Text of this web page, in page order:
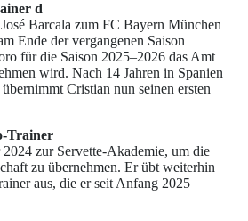
d
Barcala zum FC Bayern München
Ende der vergangenen Saison
für die Saison 2025–2026 das Amt
wird. Nach 14 Jahren in Spanien
Cristian nun seinen ersten
Trainer
zur Servette-Akademie, um die
zu übernehmen. Er übt weiterhin
aus, die er seit Anfang 2025